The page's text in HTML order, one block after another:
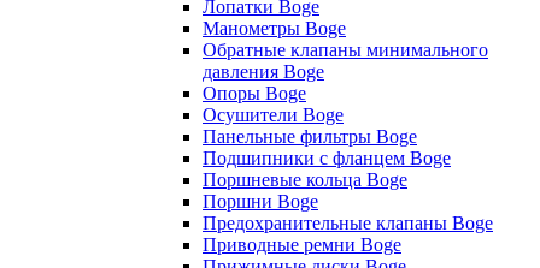
Лопатки Boge
Манометры Boge
Обратные клапаны минимального
давления Boge
Опоры Boge
Осушители Boge
Панельные фильтры Boge
Подшипники с фланцем Boge
Поршневые кольца Boge
Поршни Boge
Предохранительные клапаны Boge
Приводные ремни Boge